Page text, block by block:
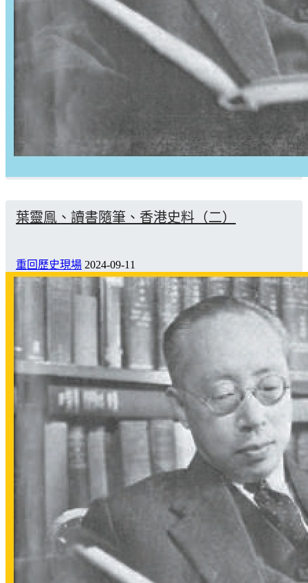
葉靈鳯、讀書隨筆、香港史料（二）
重回歷史現場 2024-09-11